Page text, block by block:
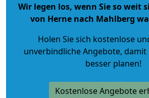
Wir legen los, wenn Sie so weit
von Herne nach Mahlberg
Holen Sie sich kostenlose
unverbindliche Angebote, damit
besser planen!
Kostenlose Angebote